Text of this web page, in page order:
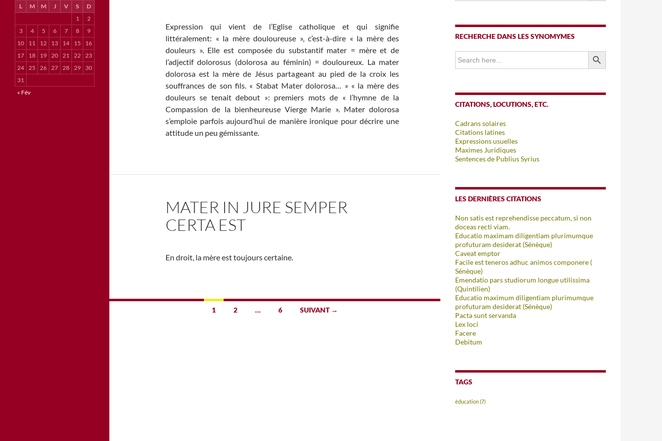
Expression qui vient de l’Eglise catholique et qui signifie
littéralement: « la mère douloureuse », c’est-à-dire « la mère des
douleurs ». Elle est composée du substantif mater = mère et de
l’adjectif dolorosus (dolorosa au féminin) = douloureux. La mater
dolorosa est la mère de Jésus partageant au pied de la croix les
souffrances de son fils. « Stabat Mater dolorosa… » « la mère des
douleurs se tenait debout »: premiers mots de « l’hymne de la
Compassion de la bienheureuse Vierge Marie ». Mater dolorosa
s’emploie parfois aujourd’hui de manière ironique pour décrire une
attitude un peu gémissante.
MATER IN JURE SEMPER
CERTA EST
En droit, la mère est toujours certaine.
1 2 … 6 SUIVANT →
RECHERCHE DANS LES SYNOMYMES
Search
for:
SEARCH BUTTON
CITATIONS, LOCUTIONS, ETC.
Cadrans solaires
Citations latines
Expressions usuelles
Maximes Juridiques
Sentences de Publius Syrius
LES DERNIÈRES CITATIONS
Non satis est reprehendisse peccatum, si non
doceas recti viam.
Educatio maximam diligentiam plurimumque
profuturam desiderat (Sénèque)
Caveat emptor
Facile est teneros adhuc animos componere (
Sénèque)
Emendatio pars studiorum longue utilissima
(Quintilien)
Educatio maximum diligentiam plurimumque
profuturam desiderat (Sénèque)
Pacta sunt servanda
Lex loci
Facere
Debitum
TAGS
éducation(7)
L M M J V S
D
1
2
3
4 5 6 7 8
9
10
11 12 13 14 15
16
17
18 19 20 21 22 23
24 25 26 27 28 29
30
31
« Fév